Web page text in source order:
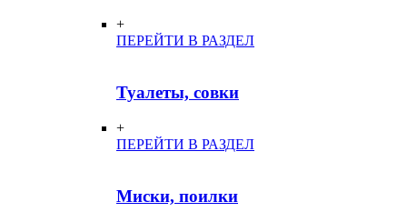
+
ПЕРЕЙТИ В РАЗДЕЛ
Туалеты, совки
+
ПЕРЕЙТИ В РАЗДЕЛ
Миски, поилки